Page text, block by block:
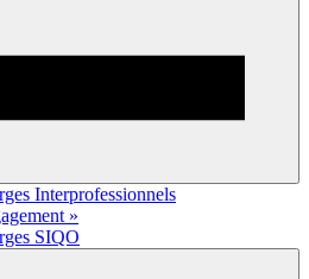
Interprofessionnels
»
SIQO